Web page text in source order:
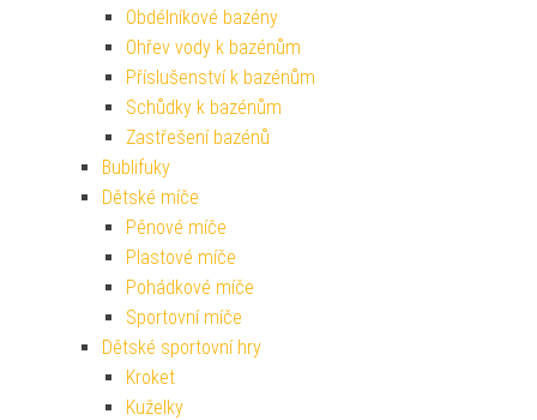
Obdélníkové bazény
Ohřev vody k bazénům
Příslušenství k bazénům
Schůdky k bazénům
Zastřešení bazénů
Bublifuky
Dětské míče
Pěnové míče
Plastové míče
Pohádkové míče
Sportovní míče
Dětské sportovní hry
Kroket
Kuželky